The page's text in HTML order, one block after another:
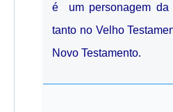
é um personagem da
tanto no Velho
Novo Testamento.